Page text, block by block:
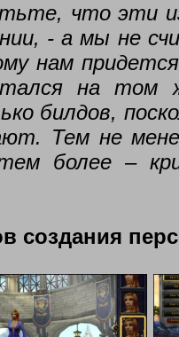
что эти
- а мы не
нам
на том
билдов,
Тем не
более –
создания